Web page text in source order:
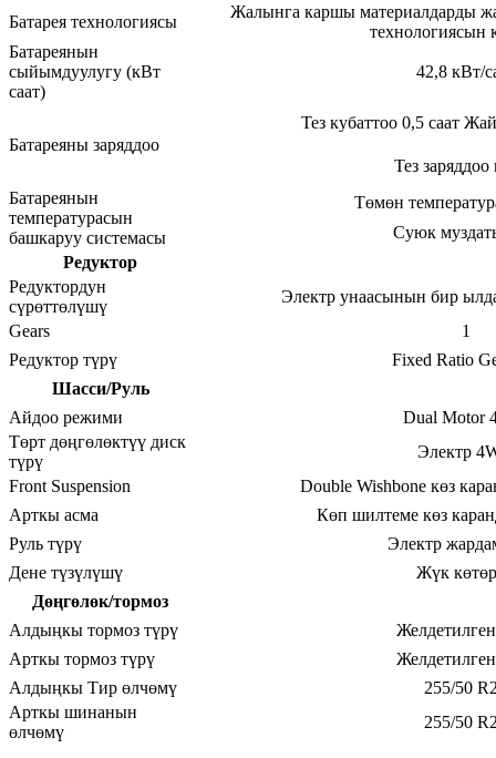
Батарея технологиясы
Жалынга каршы материалдарды
технологиясын
Батареянын
сыйымдуулугу (кВт
саат)
42,8 кВт/
Батареяны заряддоо
Тез кубаттоо 0,5 саат
Тез заряддоо
Батареянын
температурасын
башкаруу системасы
Төмөн
Суюк
Редуктор
Редуктордун
сүрөттөлүшү
Электр унаасынын бир
Gears
1
Редуктор түрү
Fixed Ratio
Шасси/Руль
Айдоо режими
Dual Motor
Төрт дөңгөлөктүү диск
түрү
Электр
Front Suspension
Double Wishbone көз
Арткы асма
Көп шилтеме көз
Руль түрү
Электр
Дене түзүлүшү
Жүк
Дөңгөлөк/тормоз
Алдыңкы тормоз түрү
Арткы тормоз түрү
Алдыңкы Тир өлчөмү
255/50
Арткы шинанын
өлчөмү
255/50